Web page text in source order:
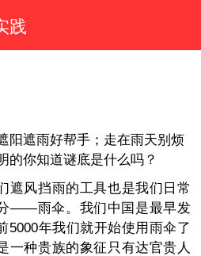
践
遮雨好帮手；走在雨天别烦
的你知道谜底是什么吗？
风挡雨的工具也是我们日常
——雨伞。我们中国是最早发
5000年我们就开始使用雨伞了
一种贵族的象征只有达官贵人